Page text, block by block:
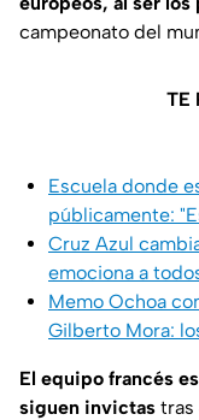
campeonato del
TE
Escuela donde
públicamente:
Cruz Azul
emociona a
Memo Ochoa
Gilberto Mora:
El equipo francés
siguen invictas tras